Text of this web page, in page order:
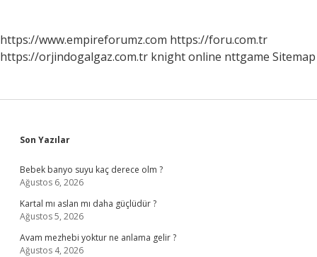
https://www.empireforumz.com https://foru.com.tr
https://orjindogalgaz.com.tr knight online nttgame Sitemap
Sidebar
Son Yazılar
Bebek banyo suyu kaç derece olm ?
Ağustos 6, 2026
Kartal mı aslan mı daha güçlüdür ?
Ağustos 5, 2026
Avam mezhebi yoktur ne anlama gelir ?
Ağustos 4, 2026